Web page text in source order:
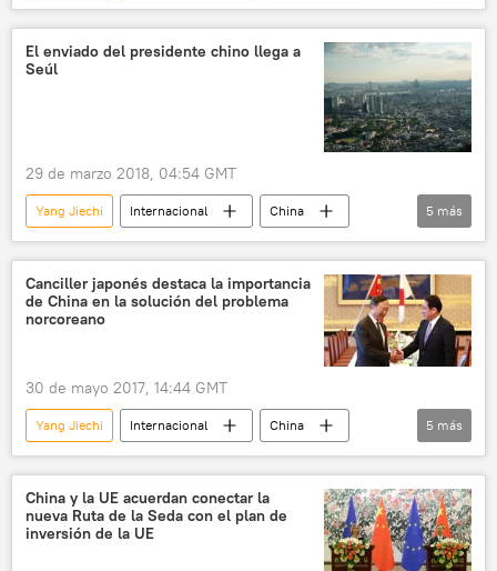
América del Norte
Corea del Norte
Corea del Sur
China
🌏 Asia
El enviado del presidente chino llega a
Seúl
29 de marzo 2018, 04:54 GMT
Yang Jiechi Internacional
China
Corea del Sur
Moon Jae-in
visita
🌏 Asia
noticias
5 más
Canciller japonés destaca la importancia
de China en la solución del problema
norcoreano
30 de mayo 2017, 14:44 GMT
Yang Jiechi Internacional
China
Japón
Corea del Norte
Fumio Kishida
🌏 Asia noticias
5 más
China y la UE acuerdan conectar la
nueva Ruta de la Seda con el plan de
inversión de la UE